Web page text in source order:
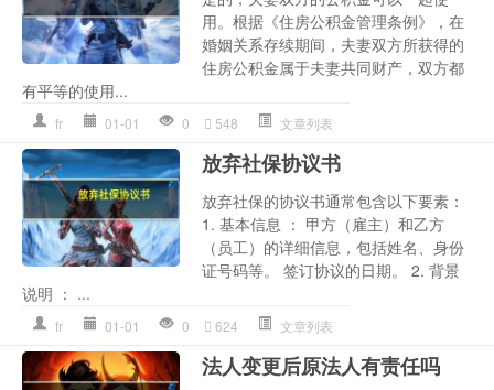
用。根据《住房公积金管理条例》，在
婚姻关系存续期间，夫妻双方所获得的
住房公积金属于夫妻共同财产，双方都
有平等的使用...
fr 01-01 0 548 文章列表
放弃社保协议书
放弃社保的协议书通常包含以下要素：
1. 基本信息 ： 甲方（雇主）和乙方
（员工）的详细信息，包括姓名、身份
证号码等。 签订协议的日期。 2. 背景
说明 ： ...
fr 01-01 0 624 文章列表
法人变更后原法人有责任吗